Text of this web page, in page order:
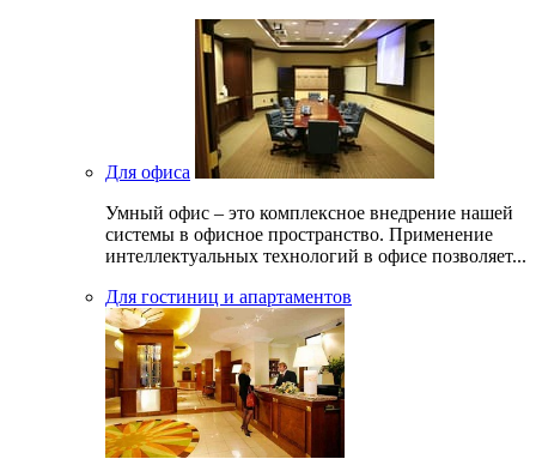
Для офиса
Умный офис – это комплексное внедрение нашей
системы в офисное пространство. Применение
интеллектуальных технологий в офисе позволяет...
Для гостиниц и апартаментов